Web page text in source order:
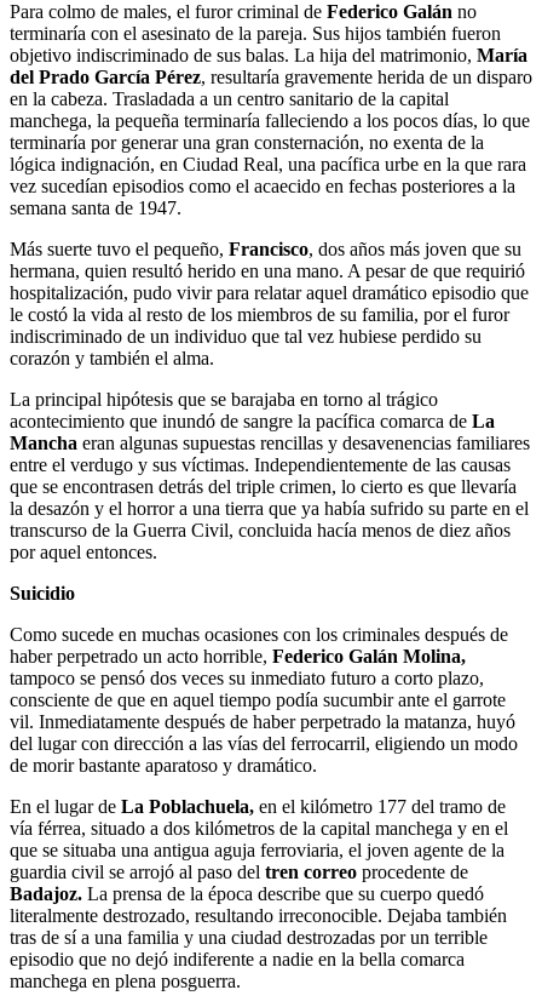
Para colmo de males, el furor criminal de Federico Galán no
terminaría con el asesinato de la pareja. Sus hijos también fueron
objetivo indiscriminado de sus balas. La hija del matrimonio, María
del Prado García Pérez, resultaría gravemente herida de un disparo
en la cabeza. Trasladada a un centro sanitario de la capital
manchega, la pequeña terminaría falleciendo a los pocos días, lo que
terminaría por generar una gran consternación, no exenta de la
lógica indignación, en Ciudad Real, una pacífica urbe en la que rara
vez sucedían episodios como el acaecido en fechas posteriores a la
semana santa de 1947.
Más suerte tuvo el pequeño, Francisco, dos años más joven que su
hermana, quien resultó herido en una mano. A pesar de que requirió
hospitalización, pudo vivir para relatar aquel dramático episodio que
le costó la vida al resto de los miembros de su familia, por el furor
indiscriminado de un individuo que tal vez hubiese perdido su
corazón y también el alma.
La principal hipótesis que se barajaba en torno al trágico
acontecimiento que inundó de sangre la pacífica comarca de La
Mancha eran algunas supuestas rencillas y desavenencias familiares
entre el verdugo y sus víctimas. Independientemente de las causas
que se encontrasen detrás del triple crimen, lo cierto es que llevaría
la desazón y el horror a una tierra que ya había sufrido su parte en el
transcurso de la Guerra Civil, concluida hacía menos de diez años
por aquel entonces.
Suicidio
Como sucede en muchas ocasiones con los criminales después de
haber perpetrado un acto horrible, Federico Galán Molina,
tampoco se pensó dos veces su inmediato futuro a corto plazo,
consciente de que en aquel tiempo podía sucumbir ante el garrote
vil. Inmediatamente después de haber perpetrado la matanza, huyó
del lugar con dirección a las vías del ferrocarril, eligiendo un modo
de morir bastante aparatoso y dramático.
En el lugar de La Poblachuela, en el kilómetro 177 del tramo de
vía férrea, situado a dos kilómetros de la capital manchega y en el
que se situaba una antigua aguja ferroviaria, el joven agente de la
guardia civil se arrojó al paso del tren correo procedente de
Badajoz. La prensa de la época describe que su cuerpo quedó
literalmente destrozado, resultando irreconocible. Dejaba también
tras de sí a una familia y una ciudad destrozadas por un terrible
episodio que no dejó indiferente a nadie en la bella comarca
manchega en plena posguerra.